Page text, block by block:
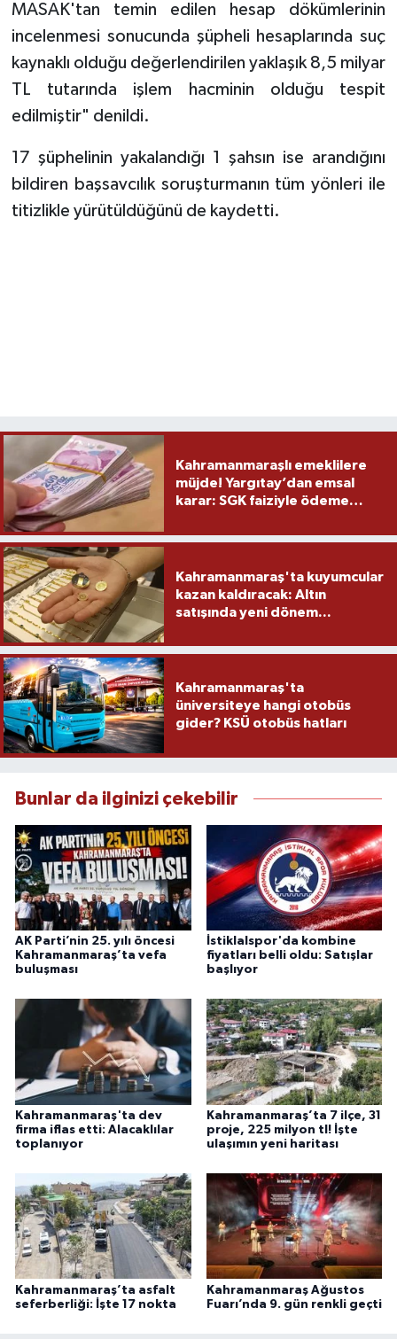
MASAK'tan temin edilen hesap dökümlerinin
incelenmesi sonucunda şüpheli hesaplarında suç
kaynaklı olduğu değerlendirilen yaklaşık 8,5 milyar
TL tutarında işlem hacminin olduğu tespit
edilmiştir" denildi.
17 şüphelinin yakalandığı 1 şahsın ise arandığını
bildiren başsavcılık soruşturmanın tüm yönleri ile
titizlikle yürütüldüğünü de kaydetti.
Kahramanmaraşlı emeklilere
müjde! Yargıtay’dan emsal
karar: SGK faiziyle ödeme
Kahramanmaraş'ta kuyumcular
kazan kaldıracak: Altın
satışında yeni dönem...
Kahramanmaraş'ta
üniversiteye hangi otobüs
gider? KSÜ otobüs hatları
Bunlar da ilginizi çekebilir
AK Parti’nin 25. yılı öncesi
Kahramanmaraş’ta vefa
buluşması
İstiklalspor'da kombine
fiyatları belli oldu: Satışlar
başlıyor
Kahramanmaraş'ta dev
firma iflas etti: Alacaklılar
toplanıyor
Kahramanmaraş’ta 7 ilçe, 31
proje, 225 milyon tl! İşte
ulaşımın yeni haritası
Kahramanmaraş’ta asfalt
seferberliği: İşte 17 nokta
Kahramanmaraş Ağustos
Fuarı’nda 9. gün renkli geçti